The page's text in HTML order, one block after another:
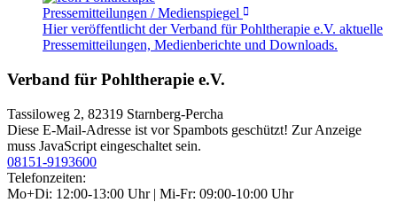
Pressemitteilungen / Medienspiegel
Hier veröffentlicht der Verband für Pohltherapie e.V. aktuelle
Pressemitteilungen, Medienberichte und Downloads.
Verband für Pohltherapie e.V.
Tassiloweg 2, 82319 Starnberg-Percha
Diese E-Mail-Adresse ist vor Spambots geschützt! Zur Anzeige
muss JavaScript eingeschaltet sein.
08151-9193600
Telefonzeiten:
Mo+Di: 12:00-13:00 Uhr | Mi-Fr: 09:00-10:00 Uhr